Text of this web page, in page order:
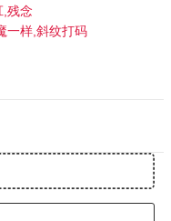
,残念
一样,斜纹打码